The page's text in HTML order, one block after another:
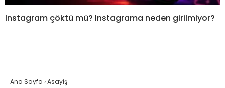
Instagram çöktü mü? Instagrama neden girilmiyor?
Ana Sayfa ›Asayiş